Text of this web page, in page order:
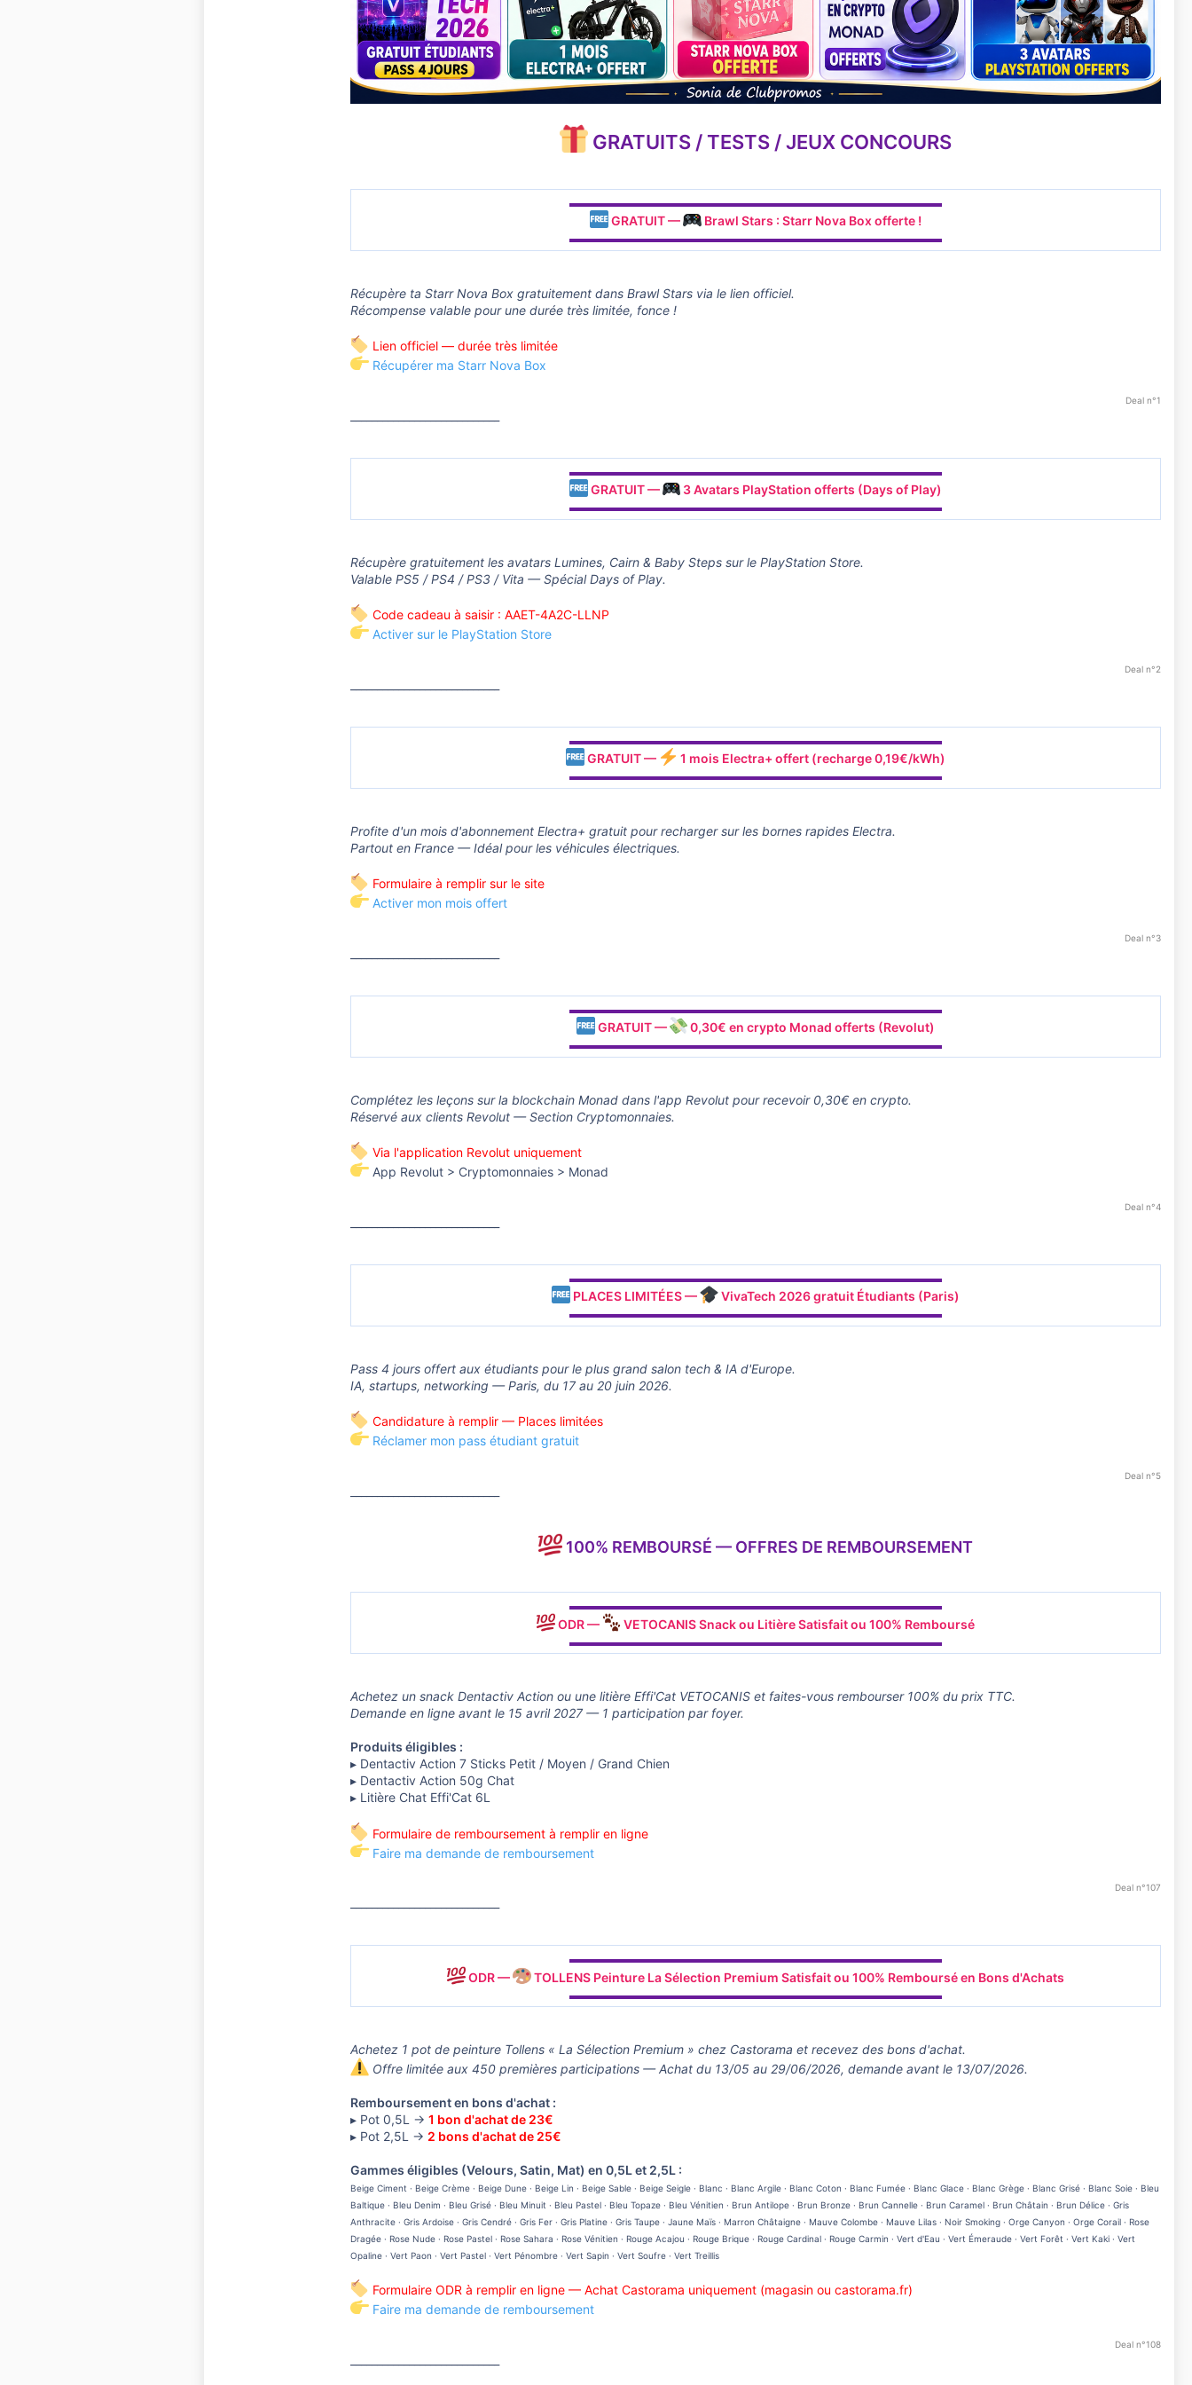
GRATUITS / TESTS / JEUX CONCOURS
▬▬▬▬▬▬▬▬▬▬▬▬▬▬▬▬▬▬▬▬▬▬▬▬▬▬▬▬▬▬
GRATUIT —
Brawl Stars : Starr Nova Box offerte !
▬▬▬▬▬▬▬▬▬▬▬▬▬▬▬▬▬▬▬▬▬▬▬▬▬▬▬▬▬▬
Récupère ta Starr Nova Box gratuitement dans Brawl Stars via le lien officiel.
Récompense valable pour une durée très limitée, fonce !
Lien officiel — durée très limitée
Récupérer ma Starr Nova Box
Deal n°1
▬▬▬▬▬▬▬▬▬▬▬▬▬▬▬▬▬▬▬▬▬▬▬▬▬▬▬▬▬▬
GRATUIT —
3 Avatars PlayStation offerts (Days of Play)
▬▬▬▬▬▬▬▬▬▬▬▬▬▬▬▬▬▬▬▬▬▬▬▬▬▬▬▬▬▬
Récupère gratuitement les avatars Lumines, Cairn & Baby Steps sur le PlayStation Store.
Valable PS5 / PS4 / PS3 / Vita — Spécial Days of Play.
Code cadeau à saisir : AAET-4A2C-LLNP
Activer sur le PlayStation Store
Deal n°2
▬▬▬▬▬▬▬▬▬▬▬▬▬▬▬▬▬▬▬▬▬▬▬▬▬▬▬▬▬▬
GRATUIT —
1 mois Electra+ offert (recharge 0,19€/kWh)
▬▬▬▬▬▬▬▬▬▬▬▬▬▬▬▬▬▬▬▬▬▬▬▬▬▬▬▬▬▬
Profite d'un mois d'abonnement Electra+ gratuit pour recharger sur les bornes rapides Electra.
Partout en France — Idéal pour les véhicules électriques.
Formulaire à remplir sur le site
Activer mon mois offert
Deal n°3
▬▬▬▬▬▬▬▬▬▬▬▬▬▬▬▬▬▬▬▬▬▬▬▬▬▬▬▬▬▬
GRATUIT —
0,30€ en crypto Monad offerts (Revolut)
▬▬▬▬▬▬▬▬▬▬▬▬▬▬▬▬▬▬▬▬▬▬▬▬▬▬▬▬▬▬
Complétez les leçons sur la blockchain Monad dans l'app Revolut pour recevoir 0,30€ en crypto.
Réservé aux clients Revolut — Section Cryptomonnaies.
Via l'application Revolut uniquement
App Revolut > Cryptomonnaies > Monad
Deal n°4
▬▬▬▬▬▬▬▬▬▬▬▬▬▬▬▬▬▬▬▬▬▬▬▬▬▬▬▬▬▬
PLACES LIMITÉES —
VivaTech 2026 gratuit Étudiants (Paris)
▬▬▬▬▬▬▬▬▬▬▬▬▬▬▬▬▬▬▬▬▬▬▬▬▬▬▬▬▬▬
Pass 4 jours offert aux étudiants pour le plus grand salon tech & IA d'Europe.
IA, startups, networking — Paris, du 17 au 20 juin 2026.
Candidature à remplir — Places limitées
Réclamer mon pass étudiant gratuit
Deal n°5
100% REMBOURSÉ — OFFRES DE REMBOURSEMENT
▬▬▬▬▬▬▬▬▬▬▬▬▬▬▬▬▬▬▬▬▬▬▬▬▬▬▬▬▬▬
ODR —
VETOCANIS Snack ou Litière Satisfait ou 100% Remboursé
▬▬▬▬▬▬▬▬▬▬▬▬▬▬▬▬▬▬▬▬▬▬▬▬▬▬▬▬▬▬
Achetez un snack Dentactiv Action ou une litière Effi'Cat VETOCANIS et faites-vous rembourser 100% du prix TTC.
Demande en ligne avant le 15 avril 2027 — 1 participation par foyer.
Produits éligibles :
▸ Dentactiv Action 7 Sticks Petit / Moyen / Grand Chien
▸ Dentactiv Action 50g Chat
▸ Litière Chat Effi'Cat 6L
Formulaire de remboursement à remplir en ligne
Faire ma demande de remboursement
Deal n°107
▬▬▬▬▬▬▬▬▬▬▬▬▬▬▬▬▬▬▬▬▬▬▬▬▬▬▬▬▬▬
ODR —
TOLLENS Peinture La Sélection Premium Satisfait ou 100% Remboursé en Bons d'Achats
▬▬▬▬▬▬▬▬▬▬▬▬▬▬▬▬▬▬▬▬▬▬▬▬▬▬▬▬▬▬
Achetez 1 pot de peinture Tollens « La Sélection Premium » chez Castorama et recevez des bons d'achat.
Offre limitée aux 450 premières participations — Achat du 13/05 au 29/06/2026, demande avant le 13/07/2026.
Remboursement en bons d'achat :
▸ Pot 0,5L → 1 bon d'achat de 23€
▸ Pot 2,5L → 2 bons d'achat de 25€
Gammes éligibles (Velours, Satin, Mat) en 0,5L et 2,5L :
Beige Ciment · Beige Crème · Beige Dune · Beige Lin · Beige Sable · Beige Seigle · Blanc · Blanc Argile · Blanc Coton · Blanc Fumée · Blanc Glace · Blanc Grège · Blanc Grisé · Blanc Soie · Bleu
Baltique · Bleu Denim · Bleu Grisé · Bleu Minuit · Bleu Pastel · Bleu Topaze · Bleu Vénitien · Brun Antilope · Brun Bronze · Brun Cannelle · Brun Caramel · Brun Châtain · Brun Délice · Gris
Anthracite · Gris Ardoise · Gris Cendré · Gris Fer · Gris Platine · Gris Taupe · Jaune Maïs · Marron Châtaigne · Mauve Colombe · Mauve Lilas · Noir Smoking · Orge Canyon · Orge Corail · Rose
Dragée · Rose Nude · Rose Pastel · Rose Sahara · Rose Vénitien · Rouge Acajou · Rouge Brique · Rouge Cardinal · Rouge Carmin · Vert d'Eau · Vert Émeraude · Vert Forêt · Vert Kaki · Vert
Opaline · Vert Paon · Vert Pastel · Vert Pénombre · Vert Sapin · Vert Soufre · Vert Treillis
Formulaire ODR à remplir en ligne — Achat Castorama uniquement (magasin ou castorama.fr)
Faire ma demande de remboursement
Deal n°108